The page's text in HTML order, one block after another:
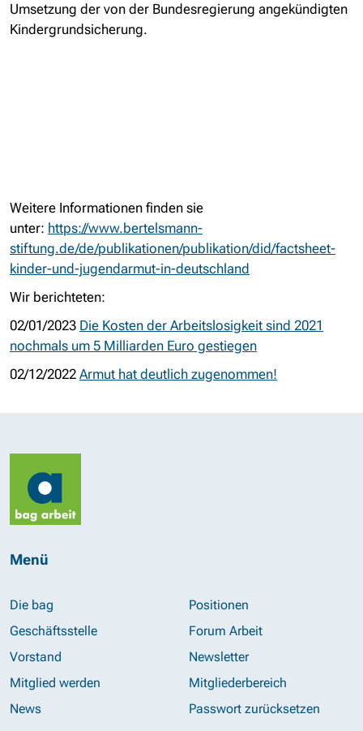
Umsetzung der von der Bundesregierung angekündigten
Kindergrundsicherung.
Weitere Informationen finden sie
unter: https://www.bertelsmann-
stiftung.de/de/publikationen/publikation/did/factsheet-
kinder-und-jugendarmut-in-deutschland
Wir berichteten:
02/01/2023 Die Kosten der Arbeitslosigkeit sind 2021
nochmals um 5 Milliarden Euro gestiegen
02/12/2022 Armut hat deutlich zugenommen!
Menü
Die bag
Geschäftsstelle
Vorstand
Mitglied werden
News
Positionen
Forum Arbeit
Newsletter
Mitgliederbereich
Passwort zurücksetzen